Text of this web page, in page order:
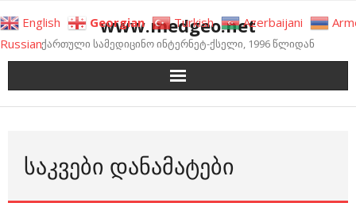
to
content
www.medgeo.net
ქართული სამედიცინო ინტერნეტ-ქსელი, 1996 წლიდან
ᲡᲐᲙᲕᲔᲑᲘ ᲓᲐᲜᲐᲛᲐᲢᲔᲑᲘ
English Georgian Turkish Azerbaijani
Russian